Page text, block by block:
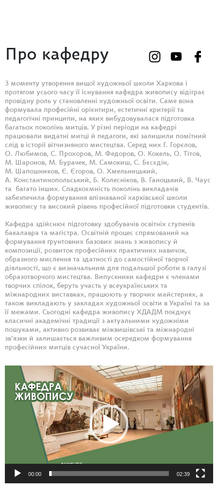
Про кафедру
З моменту утворення вищої художньої школи Харкова і
протягом усього часу її існування кафедра живопису відіграє
провідну роль у становленні художньої освіти. Саме вона
формувала професійні орієнтири, естетичні критерії та
педагогічні принципи, на яких вибудовувалася підготовка
багатьох поколінь митців. У різні періоди на кафедрі
працювали видатні митці й педагоги, які залишили помітний
слід в історії вітчизняного мистецтва. Серед них Г. Горєлов,
О. Любимов, С. Прохоров, М. Федоров, О. Кокель, О. Тітов,
М. Шаронов, М. Бурачек, М. Самокиш, С. Бєсєдін,
М. Шапошников, Є. Єгоров, О. Хмельницький,
А. Константинопольський, Б. Колесніков, В. Ганоцький, В. Чаус
та багато інших. Спадкоємність поколінь викладачів
забезпечила формування впізнаваної харківської школи
живопису та високий рівень професійної підготовки студентів.
Кафедра здійснює підготовку здобувачів освітніх ступенів
бакалавра та магістра. Освітній процес спрямований на
формування ґрунтовних базових знань з живопису й
композиції, розвиток професійних практичних навичок,
образного мислення та здатності до самостійної творчої
діяльності, що є визначальним для подальшої роботи в галузі
образотворчого мистецтва. Випускники кафедри є членами
творчих спілок, беруть участь у всеукраїнських та
міжнародних виставках, працюють у творчих майстернях, а
також викладають у закладах художньої освіти в Україні та за
її межами. Сьогодні кафедра живопису ХДАДМ поєднує
класичні академічні традиції з актуальними художніми
пошуками, активно розвиває міжвишівські та міжнародні
зв’язки й залишається важливим осередком формування
професійних митців сучасної України.
Відеопрогравач
00:00 02:39